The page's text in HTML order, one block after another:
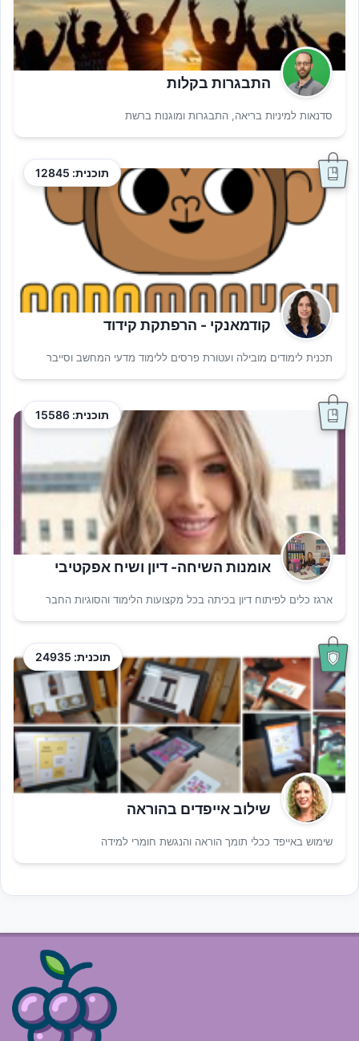
התבגרות בקלות
סדנאות למיניות בריאה, התבגרות ומוגנות ברשת
תוכנית: 12845
קודמאנקי - הרפתקת קידוד
תכנית לימודים מובילה ועטורת פרסים ללימוד מדעי המחשב וסייבר
תוכנית: 15586
אומנות השיחה- דיון ושיח אפקטיבי
ארגז כלים לפיתוח דיון בכיתה בכל מקצועות הלימוד והסוגיות החבר
תוכנית: 24935
שילוב אייפדים בהוראה
שימוש באייפד ככלי תומך הוראה והנגשת חומרי למידה